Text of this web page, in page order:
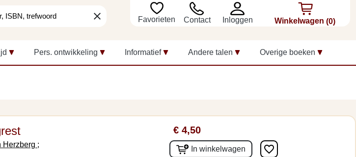
clear Favorieten Contact Inloggen Winkelwagen (0)
Pers. ontwikkeling Informatief Andere talen Overige boeken
Herzberg ;
€ 4,50
In winkelwagen favorite_border